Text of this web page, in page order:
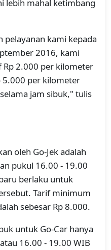
lebih mahal ketimbang
kami kepada
2016, kami
2.000 per kilometer
5.000 per kilometer
jam sibuk," tulis
oleh Go-Jek adalah
pukul 16.00 - 19.00
berlaku untuk
Tarif minimum
sebesar Rp 8.000.
untuk Go-Car hanya
16.00 - 19.00 WIB